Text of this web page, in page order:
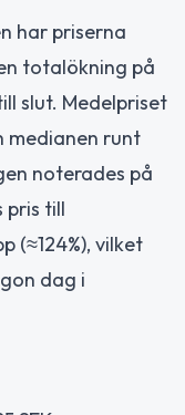
har priserna
totalökning på
slut. Medelpriset
medianen runt
noterades på
pris till
(≈124%), vilket
dag i